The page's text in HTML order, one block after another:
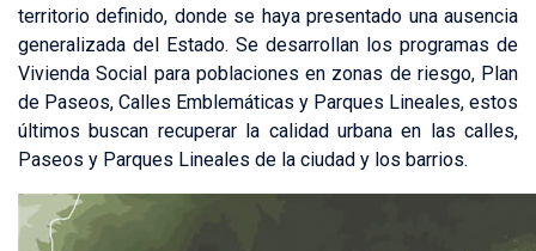
territorio definido, donde se haya presentado una ausencia
generalizada del Estado. Se desarrollan los programas de
Vivienda Social para poblaciones en zonas de riesgo, Plan
de Paseos, Calles Emblemáticas y Parques Lineales, estos
últimos buscan recuperar la calidad urbana en las calles,
Paseos y Parques Lineales de la ciudad y los barrios.